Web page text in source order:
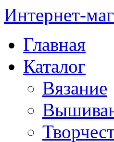
Интернет-
Главная
Каталог
Вязание